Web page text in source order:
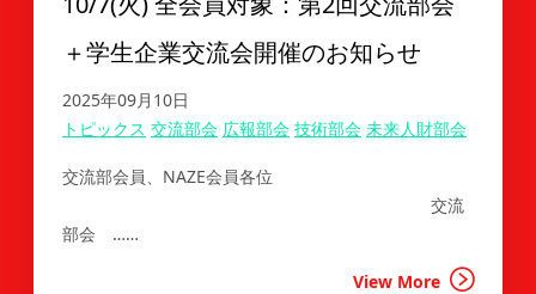
＋学生企業交流会開催のお知らせ
2025年09月10日
トピックス 交流部会 広報部会 技術部会 未来人財部会
交流部会員、NAZE会員各位
交流
部会 ……
View More